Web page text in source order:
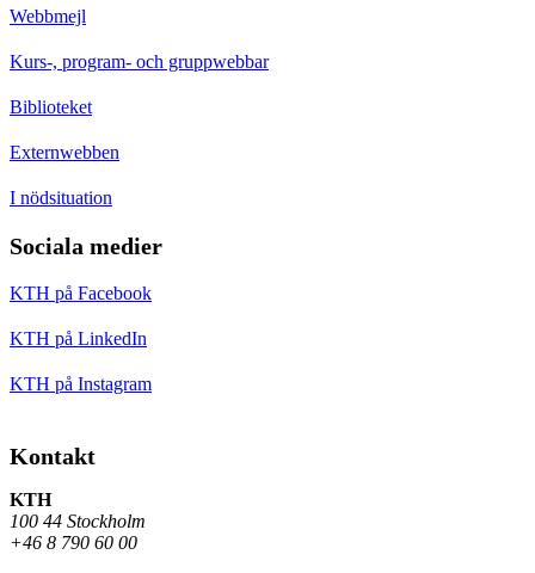
Webbmejl
Kurs-, program- och gruppwebbar
Biblioteket
Externwebben
I nödsituation
Sociala medier
KTH på Facebook
KTH på LinkedIn
KTH på Instagram
Kontakt
KTH
100 44 Stockholm
+46 8 790 60 00